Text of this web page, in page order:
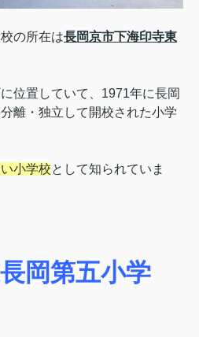
の所在は長岡京市下海印寺東
位置していて、1971年に長岡
離・独立して開校された小学
小学校として知られていま
岡第五小学